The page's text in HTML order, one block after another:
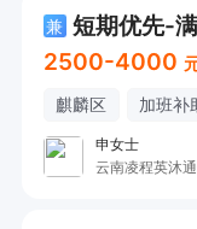
兼
2500-4000
麒麟区 加班补
申女士
云南凌程英沐